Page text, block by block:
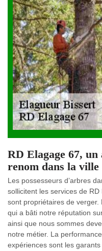
RD Elagage 67,
renom dans la ville
Les possesseurs d’arbres
sollicitent les services de
sont propriétaires de
qui a bâti notre réputation
ainsi que nous sommes
notre métier. La
expériences sont les